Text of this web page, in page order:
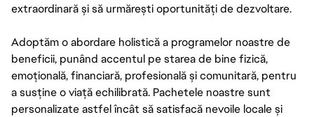
extraordinară și să urmărești oportunități de dezvoltare.
Adoptăm o abordare holistică a programelor noastre de
beneficii, punând accentul pe starea de bine fizică,
emoțională, financiară, profesională și comunitară, pentru
a susține o viață echilibrată. Pachetele noastre sunt
personalizate astfel încât să satisfacă nevoile locale și